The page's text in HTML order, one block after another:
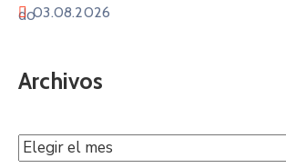
03.08.2026
Archivos